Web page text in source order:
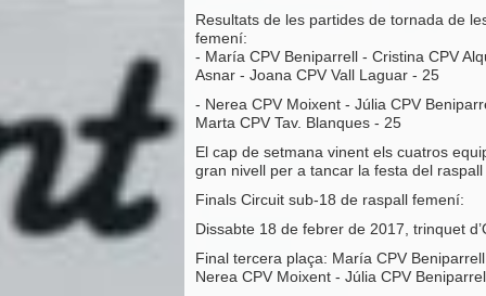
Resultats de les partides de tornada de
femení:
- María CPV Beniparrell - Cristina CPV
Asnar - Joana CPV Vall Laguar - 25
- Nerea CPV Moixent - Júlia CPV
Marta CPV Tav. Blanques - 25
El cap de setmana vinent els cuatros
gran nivell per a tancar la festa del
Finals Circuit sub-18 de raspall femení:
Dissabte 18 de febrer de 2017, trinquet
Final tercera plaça: María CPV
Nerea CPV Moixent - Júlia CPV